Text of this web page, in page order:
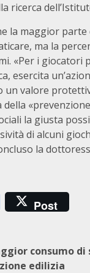
ricerca
la maggior
ma la
«Per i
esercita
valore
la giusta
di alcuni
la
Post
consumo di
edilizia